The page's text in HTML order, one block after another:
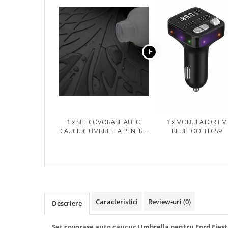
Accesorii Electronice Auto
Incarcatoare Auto
Accesorii pentru Roti si Anvelope
Organizatoare Auto
Piese Caroserie
Amortizoare Capota
1 x SET COVORASE AUTO
CAUCIUC UMBRELLA PENTRU
1 x MODULATOR FM
BLUETOOTH C59
Descriere Caracteristici Review-uri (0)